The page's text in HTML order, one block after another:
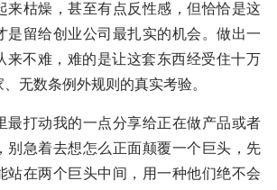
来枯燥，甚至有点反性感，但恰恰是这
是留给创业公司最扎实的机会。做出一
来不难，难的是让这套东西经受住十万
无数条例外规则的真实考验。
最打动我的一点分享给正在做产品或者
别急着去想怎么正面颠覆一个巨头，先
站在两个巨头中间，用一种他们绝不会